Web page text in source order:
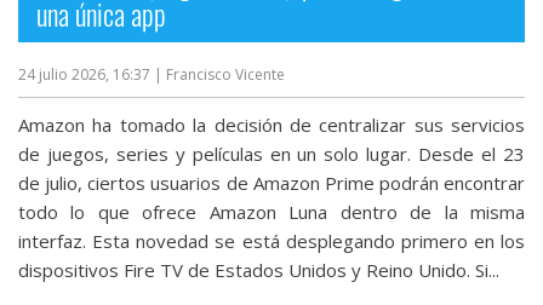
una única app
24 julio 2026, 16:37 | Francisco Vicente
Amazon ha tomado la decisión de centralizar sus servicios
de juegos, series y películas en un solo lugar. Desde el 23
de julio, ciertos usuarios de Amazon Prime podrán encontrar
todo lo que ofrece Amazon Luna dentro de la misma
interfaz. Esta novedad se está desplegando primero en los
dispositivos Fire TV de Estados Unidos y Reino Unido. Si...